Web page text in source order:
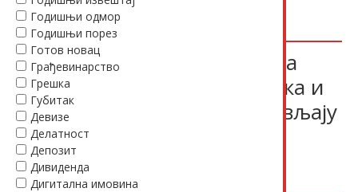
30.12.2015. Прописи
ПИО
Запослени,
Закон о обављању плаћања
правних лица, предузетника и
физичких лица која не обављају
делатност
30.12.2015.
камате
Закон,Плаћање
Годишњи одмор
Годишњи порез
Готов новац
Грађевинарство
Грешка
Губитак
Девизе
Делатност
Депозит
Дивиденда
Дигитална имовина